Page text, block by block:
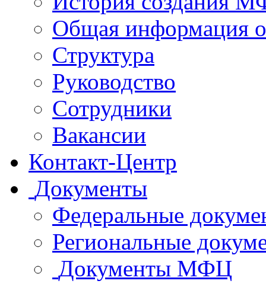
Общая
Структура
Руководство
Сотрудники
Вакансии
Контакт-Центр
Документы
Федеральные
Региональные
Документы МФЦ